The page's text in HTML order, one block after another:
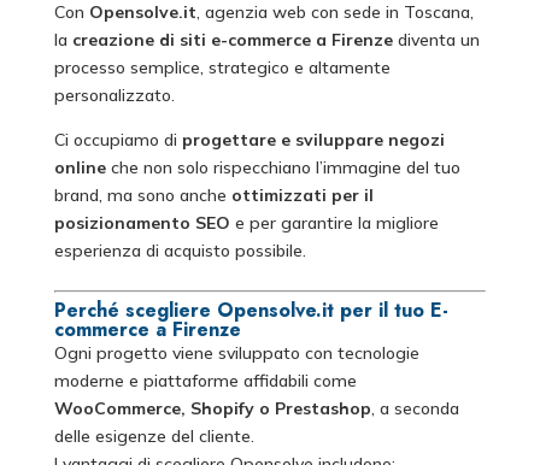
Con Opensolve.it, agenzia web con sede in Toscana,
la creazione di siti e-commerce a Firenzediventa un
processo semplice, strategico e altamente
personalizzato.
Ci occupiamo di progettare e sviluppare negozi
onlineche non solo rispecchiano l’immagine del tuo
brand, ma sono anche ottimizzati per il
posizionamento SEO e per garantire la migliore
esperienza di acquisto possibile.
Perché scegliere Opensolve.it per il tuo E-
commerce a Firenze
Ogni progetto viene sviluppato con tecnologie
moderne e piattaforme affidabili come
WooCommerce, Shopify o Prestashop, a seconda
delle esigenze del cliente.